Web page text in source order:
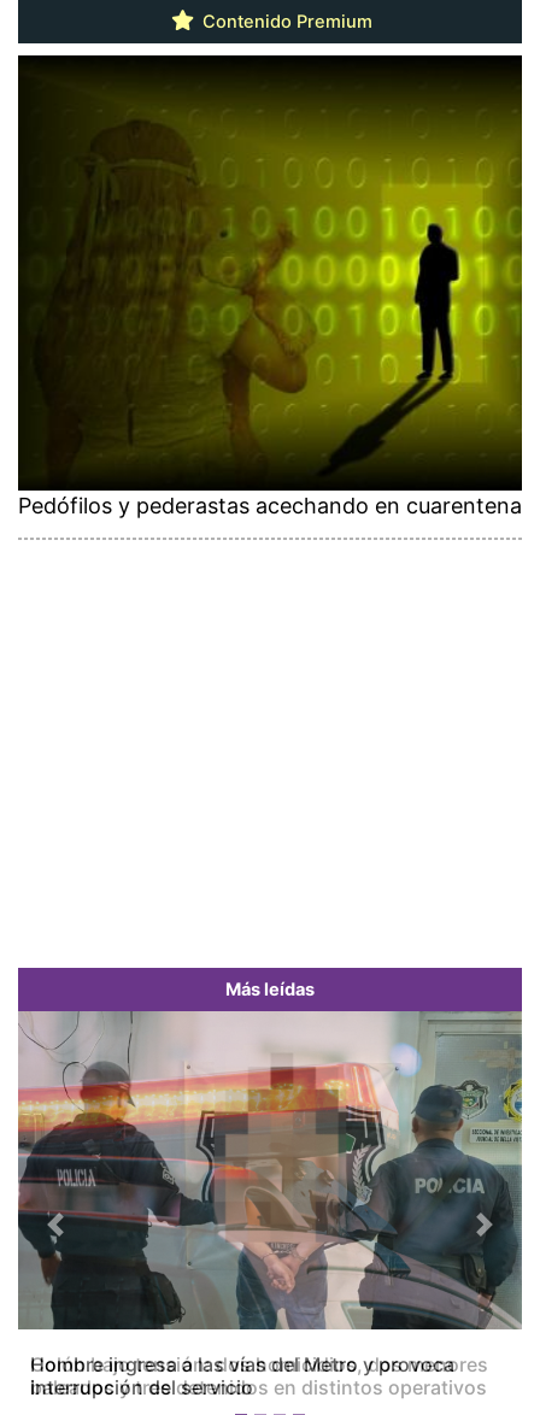
Contenido Premium
Pedófilos y pederastas acechando en cuarentena
Más leídas
Colón bajo tensión: dos homicidios, dos menores
baleados y tres detenidos en distintos operativos
Previous Next